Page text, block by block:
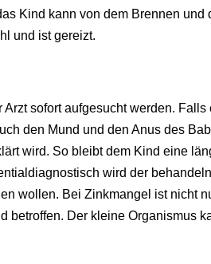
Kind kann von dem Brennen und
und ist gereizt.
sofort aufgesucht werden. Falls
den Mund und den Anus des
wird. So bleibt dem Kind eine
wird der
wollen. Bei Zinkmangel ist nicht
betroffen. Der kleine Organismus